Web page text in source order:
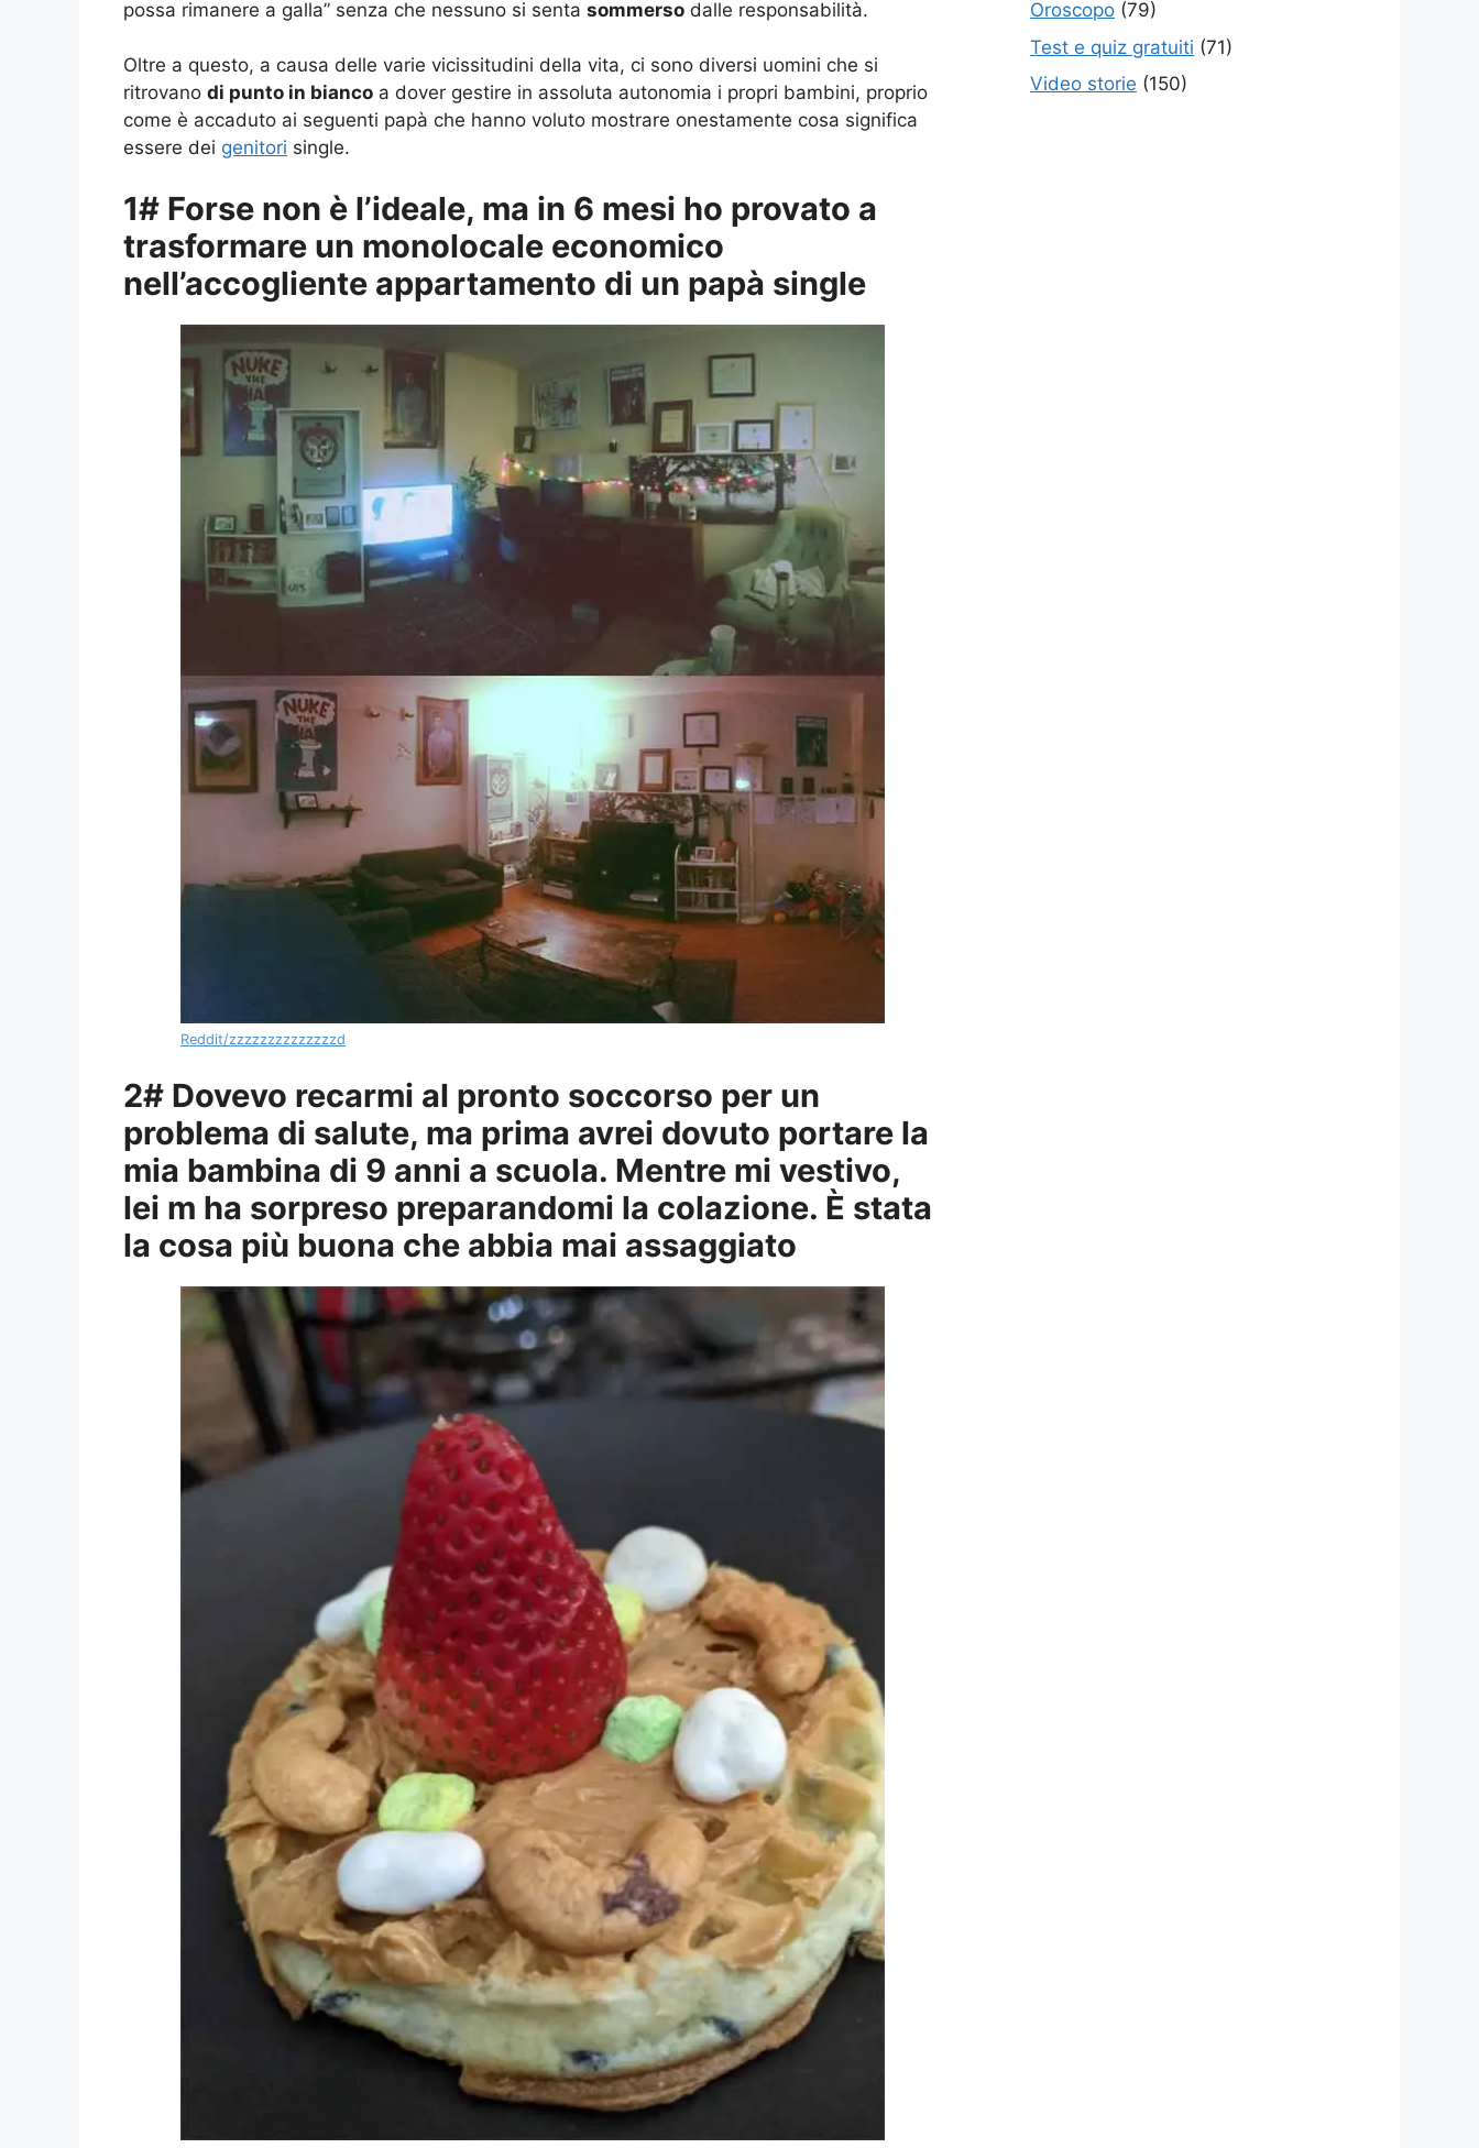
possa rimanere a galla” senza che nessuno si senta sommerso dalle responsabilità.
Oltre a questo, a causa delle varie vicissitudini della vita, ci sono diversi uomini che si
ritrovano di punto in bianco a dover gestire in assoluta autonomia i propri bambini, proprio
come è accaduto ai seguenti papà che hanno voluto mostrare onestamente cosa significa
essere dei genitori single.
1# Forse non è l’ideale, ma in 6 mesi ho provato a
trasformare un monolocale economico
nell’accogliente appartamento di un papà single
Reddit/zzzzzzzzzzzzzzd
2# Dovevo recarmi al pronto soccorso per un
problema di salute, ma prima avrei dovuto portare la
mia bambina di 9 anni a scuola. Mentre mi vestivo,
lei m ha sorpreso preparandomi la colazione. È stata
la cosa più buona che abbia mai assaggiato
Oroscopo (79)
Test e quiz gratuiti (71)
Video storie (150)